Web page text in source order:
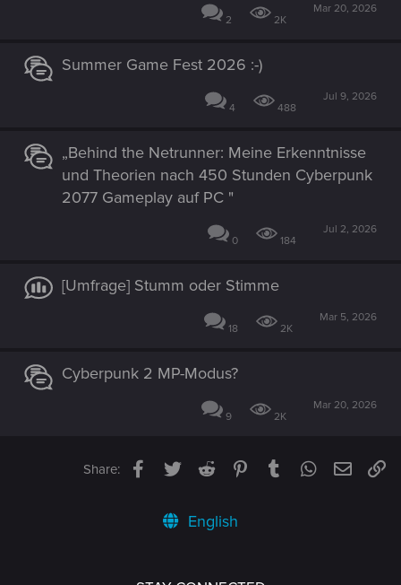
2 2K
Mar 20, 2026
Summer Game Fest 2026 :-)
4 488
Jul 9, 2026
„Behind the Netrunner: Meine Erkenntnisse
und Theorien nach 450 Stunden Cyberpunk
2077 Gameplay auf PC "
0 184
Jul 2, 2026
[Umfrage] Stumm oder Stimme
18 2K
Mar 5, 2026
Cyberpunk 2 MP-Modus?
9 2K
Mar 20, 2026
Share: Facebook
TwitterReddit PinterestTumblrWhatsApp
Email
English